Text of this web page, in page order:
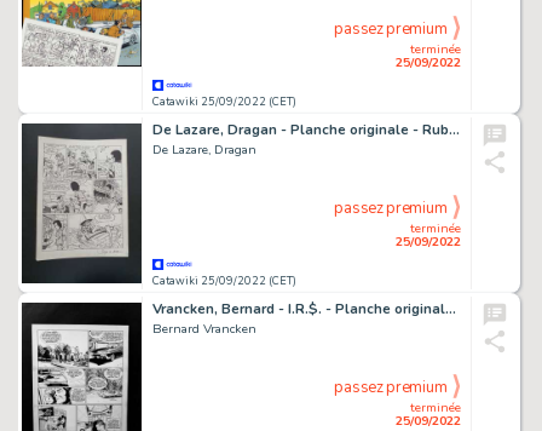
Catawiki 25/09/2022 (CET)
terminée
25/09/2022
passez premium
De Lazare, Dragan - Planche originale - Rubine T4 - Serial killer - (1996)
De Lazare, Dragan
Catawiki 25/09/2022 (CET)
terminée
25/09/2022
passez premium
Vrancken, Bernard - I.R.$. - Planche originale (p.7) - I.R.$. T8 - La guerre noire - (2005)
Bernard Vrancken
terminée
25/09/2022
passez premium